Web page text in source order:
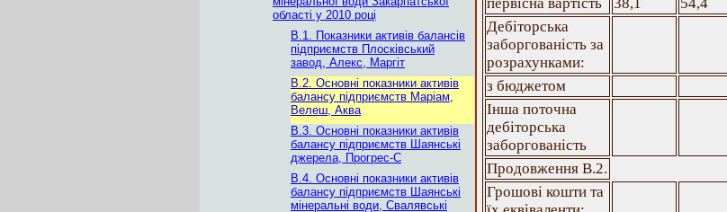
області у 2010 році
В.1. Показники активів балансів
підприємств Плосківський
завод, Алекс, Маргіт
В.2. Основні показники активів
балансу підприємств Маріам,
Велеш, Аква
В.3. Основні показники активів
балансу підприємств Шаянські
джерела, Прогрес-С
В.4. Основні показники активів
балансу підприємств Шаянські
мінеральні води, Свалявські
Дебіторська
заборгованість за
розрахунками:
з бюджетом
Інша поточна
дебіторська
заборгованість
Продовження В.2.
Грошові кошти та